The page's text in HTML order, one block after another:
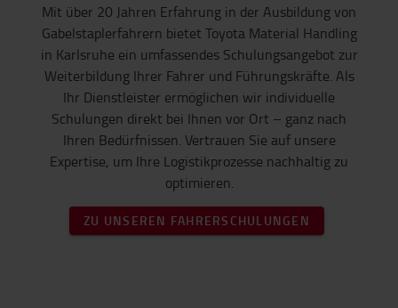
Mit über 20 Jahren Erfahrung in der Ausbildung von
Gabelstaplerfahrern bietet Toyota Material Handling
in Karlsruhe ein umfassendes Schulungsangebot zur
Weiterbildung Ihrer Fahrer und Führungskräfte. Als
Ihr Dienstleister ermöglichen wir individuelle
Schulungen direkt bei Ihnen vor Ort – ganz nach
Ihren Bedürfnissen. Vertrauen Sie auf unsere
Expertise, um Ihre Logistikprozesse nachhaltig zu
optimieren.
ZU UNSEREN FAHRERSCHULUNGEN